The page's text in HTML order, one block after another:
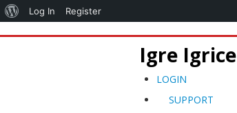
Igre Igrice
LOGIN
SUPPORT
Log In Register